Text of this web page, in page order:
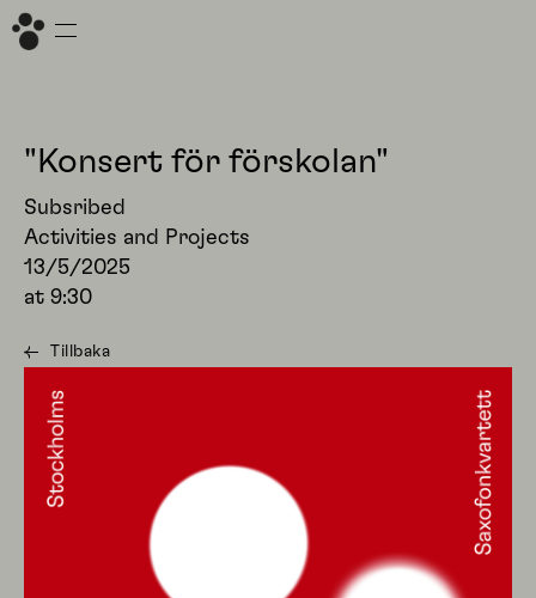
"Konsert för förskolan"
Subsribed
Activities and Projects
13/5/2025
at 9:30
Tillbaka